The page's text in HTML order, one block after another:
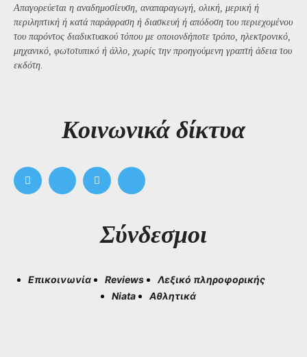
Απαγορεύεται η αναδημοσίευση, αναπαραγωγή, ολική, μερική ή
περιληπτική ή κατά παράφραση ή διασκευή ή απόδοση του περιεχομένου
του παρόντος διαδικτυακού τόπου με οποιονδήποτε τρόπο, ηλεκτρονικό,
μηχανικό, φωτοτυπικό ή άλλο, χωρίς την προηγούμενη γραπτή άδεια του
εκδότη.
Kοινωνικά δίκτυα
Σύνδεσμοι
Επικοινωνία Reviews
Λεξικό πληροφορικής
Niata
Αθλητικά